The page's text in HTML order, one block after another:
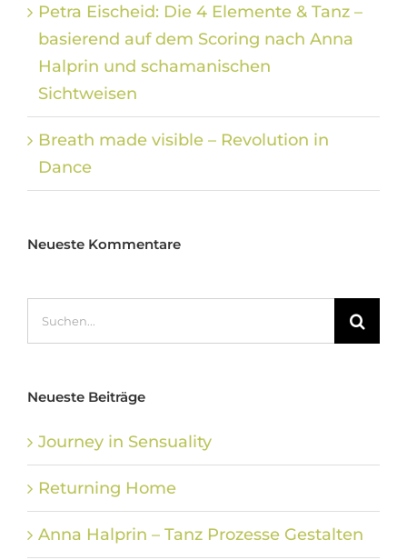
Petra Eischeid: Die 4 Elemente & Tanz –
basierend auf dem Scoring nach Anna
Halprin und schamanischen
Sichtweisen
Breath made visible – Revolution in
Dance
Neueste Kommentare
nach:
Neueste Beiträge
Journey in Sensuality
Returning Home
Anna Halprin – Tanz Prozesse Gestalten